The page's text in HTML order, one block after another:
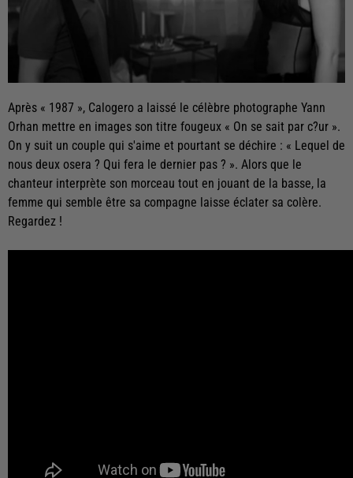
Après « 1987 », Calogero a laissé le célèbre photographe Yann
Orhan mettre en images son titre fougeux « On se sait par c?ur ».
On y suit un couple qui s'aime et pourtant se déchire : « Lequel de
nous deux osera ? Qui fera le dernier pas ? ». Alors que le
chanteur interprète son morceau tout en jouant de la basse, la
femme qui semble être sa compagne laisse éclater sa colère.
Regardez !